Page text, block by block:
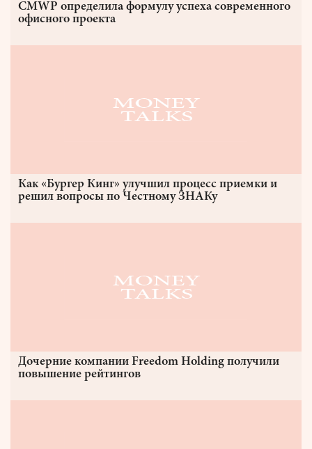
CMWP определила формулу успеха современного
офисного проекта
Как «Бургер Кинг» улучшил процесс приемки и
решил вопросы по Честному ЗНАКу
Дочерние компании Freedom Holding получили
повышение рейтингов